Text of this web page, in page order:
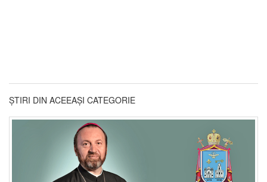
ȘTIRI DIN ACEEAȘI CATEGORIE